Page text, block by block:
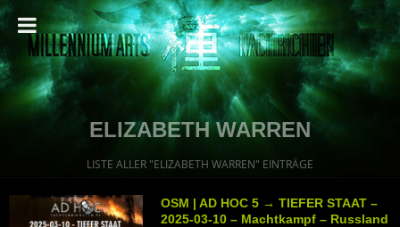
ELIZABETH WARREN
LISTE ALLER "ELIZABETH WARREN" EINTRÄGE
OSM | AD HOC 5 → TIEFER STAAT –
2025-03-10 – Machtkampf – Russland